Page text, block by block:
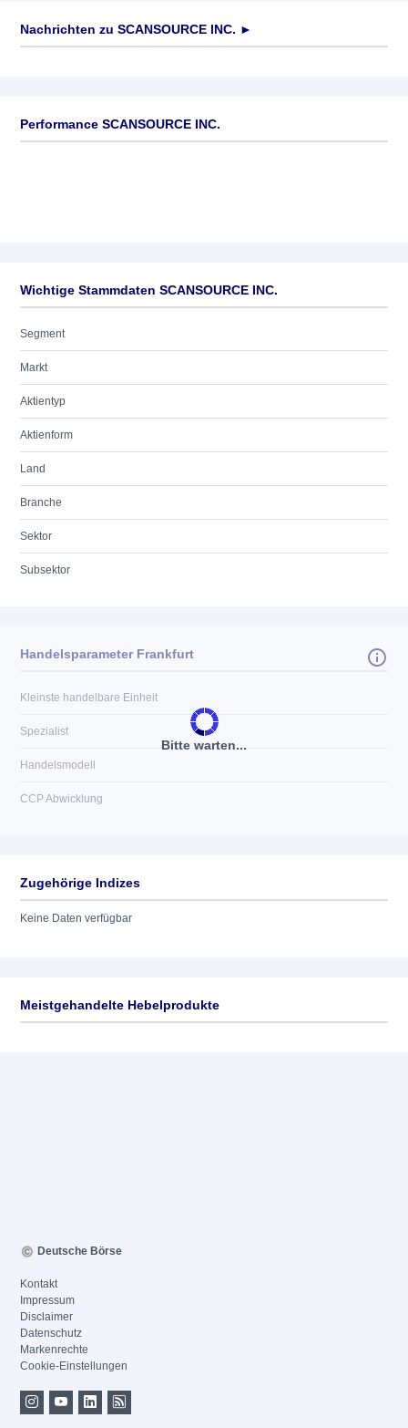
Nachrichten zu SCANSOURCE INC. ►
Performance SCANSOURCE INC.
Wichtige Stammdaten SCANSOURCE INC.
Segment
Markt
Aktientyp
Aktienform
Land
Branche
Sektor
Subsektor
Bitte warten...
Handelsparameter Frankfurt
Kleinste handelbare Einheit
Spezialist
Handelsmodell
CCP Abwicklung
Zugehörige Indizes
Keine Daten verfügbar
Meistgehandelte Hebelprodukte
Deutsche Börse
Kontakt
Impressum
Disclaimer
Datenschutz
Markenrechte
Cookie-Einstellungen